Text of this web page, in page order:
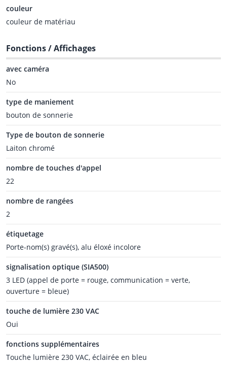
couleur
couleur de matériau
Fonctions / Affichages
avec caméra
No
type de maniement
bouton de sonnerie
Type de bouton de sonnerie
Laiton chromé
nombre de touches d'appel
22
nombre de rangées
2
étiquetage
Porte-nom(s) gravé(s), alu éloxé incolore
signalisation optique (SIA500)
3 LED (appel de porte = rouge, communication = verte,
ouverture = bleue)
touche de lumière 230 VAC
Oui
fonctions supplémentaires
Touche lumière 230 VAC, éclairée en bleu